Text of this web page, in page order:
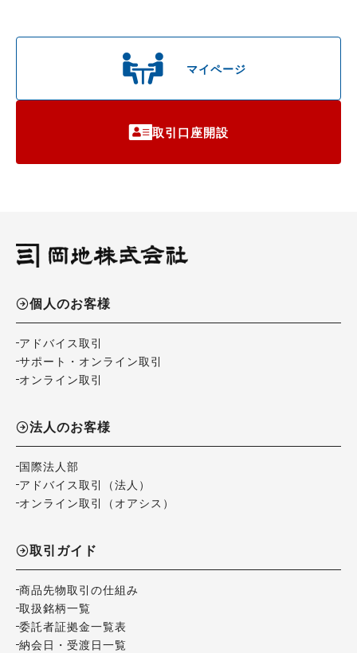
マイページ
取引口座開設
個人のお客様
アドバイス取引
サポート・オンライン取引
オンライン取引
法人のお客様
国際法人部
アドバイス取引（法人）
オンライン取引（オアシス）
取引ガイド
商品先物取引の仕組み
取扱銘柄一覧
委託者証拠金一覧表
納会日・受渡日一覧